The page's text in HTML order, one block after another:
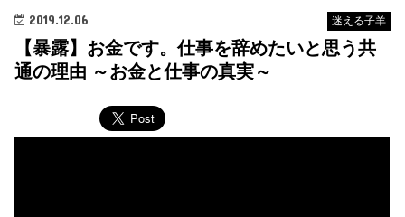
迷える子羊
2019.12.06
【暴露】お金です。仕事を辞めたいと思う共
通の理由 ～お金と仕事の真実～